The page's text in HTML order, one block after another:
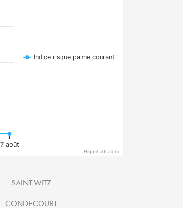
Indice risque panne courant
7 août
Highcharts.com
SAINT-WITZ
CONDECOURT